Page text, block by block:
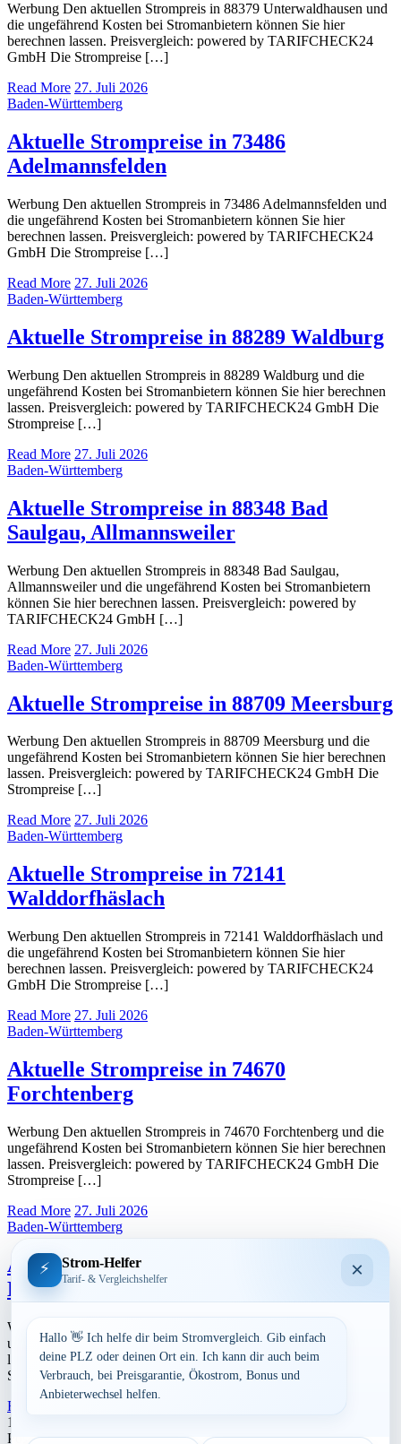
Werbung Den aktuellen Strompreis in 88379 Unterwaldhausen und
die ungefährend Kosten bei Stromanbietern können Sie hier
berechnen lassen. Preisvergleich: powered by TARIFCHECK24
GmbH Die Strompreise […]
Read More 27. Juli 2026
Baden-Württemberg
Aktuelle Strompreise in 73486
Adelmannsfelden
Werbung Den aktuellen Strompreis in 73486 Adelmannsfelden und
die ungefährend Kosten bei Stromanbietern können Sie hier
berechnen lassen. Preisvergleich: powered by TARIFCHECK24
GmbH Die Strompreise […]
Read More 27. Juli 2026
Baden-Württemberg
Aktuelle Strompreise in 88289 Waldburg
Werbung Den aktuellen Strompreis in 88289 Waldburg und die
ungefährend Kosten bei Stromanbietern können Sie hier berechnen
lassen. Preisvergleich: powered by TARIFCHECK24 GmbH Die
Strompreise […]
Read More 27. Juli 2026
Baden-Württemberg
Aktuelle Strompreise in 88348 Bad
Saulgau, Allmannsweiler
Werbung Den aktuellen Strompreis in 88348 Bad Saulgau,
Allmannsweiler und die ungefährend Kosten bei Stromanbietern
können Sie hier berechnen lassen. Preisvergleich: powered by
TARIFCHECK24 GmbH […]
Read More 27. Juli 2026
Baden-Württemberg
Aktuelle Strompreise in 88709 Meersburg
Werbung Den aktuellen Strompreis in 88709 Meersburg und die
ungefährend Kosten bei Stromanbietern können Sie hier berechnen
lassen. Preisvergleich: powered by TARIFCHECK24 GmbH Die
Strompreise […]
Read More 27. Juli 2026
Baden-Württemberg
Aktuelle Strompreise in 72141
Walddorfhäslach
Werbung Den aktuellen Strompreis in 72141 Walddorfhäslach und
die ungefährend Kosten bei Stromanbietern können Sie hier
berechnen lassen. Preisvergleich: powered by TARIFCHECK24
GmbH Die Strompreise […]
Read More 27. Juli 2026
Baden-Württemberg
Aktuelle Strompreise in 74670
Forchtenberg
Werbung Den aktuellen Strompreis in 74670 Forchtenberg und die
ungefährend Kosten bei Stromanbietern können Sie hier berechnen
lassen. Preisvergleich: powered by TARIFCHECK24 GmbH Die
Strompreise […]
Read More 27. Juli 2026
Baden-Württemberg
Aktuelle Strompreise in 63928
Eichenbühl
Werbung Den aktuellen Strompreis in 63928 Eichenbühl und die
ungefährend Kosten bei Stromanbietern können Sie hier berechnen
lassen. Preisvergleich: powered by TARIFCHECK24 GmbH Die
Strompreise […]
Read More
Seitennummerierung
1
Postleitzahl eingeben
⚡ Strom-Helfer
Tarif- & Vergleichshelfer ×
Hallo 👋 Ich helfe dir beim Stromvergleich. Gib einfach
deine PLZ oder deinen Ort ein. Ich kann dir auch beim
Verbrauch, bei Preisgarantie, Ökostrom, Bonus und
Anbieterwechsel helfen.